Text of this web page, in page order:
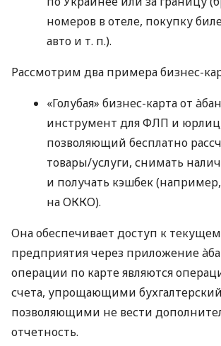
номеров в отеле, покупку
авто и т. п.).
Рассмотрим два примера бизнес-
«Голубая» бизнес-карта от
инструмент для ФЛП и
позволяющий бесплатно
товары/услуги, снимать
и получать кэшбек
на ОККО).
Она обеспечивает доступ к
предприятия через приложение
операции по карте являются
счета, упрощающими
позволяющими не вести
отчетность.